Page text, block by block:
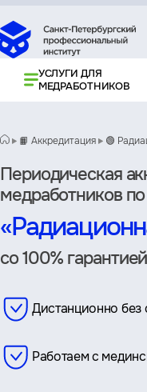
УСЛУГИ ДЛЯ
МЕДРАБОТНИКОВ
📙 Аккредитация 🟢
Периодическая
медработников
со 100%
Дистанционно без
Работаем с